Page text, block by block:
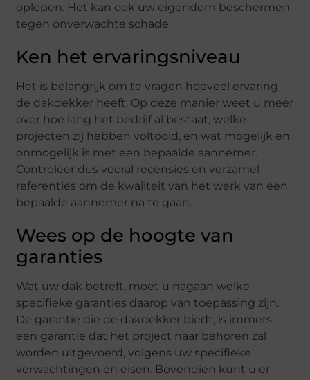
oplopen. Het kan ook uw eigendom beschermen
tegen onverwachte schade.
Ken het ervaringsniveau
Het is belangrijk om te vragen hoeveel ervaring
de dakdekker heeft. Op deze manier weet u meer
over hoe lang het bedrijf al bestaat, welke
projecten zij hebben voltooid, en wat mogelijk en
onmogelijk is met een bepaalde aannemer.
Controleer dus vooral recensies en verzamel
referenties om de kwaliteit van het werk van een
bepaalde aannemer na te gaan.
Wees op de hoogte van
garanties
Wat uw dak betreft, moet u nagaan welke
specifieke garanties daarop van toepassing zijn.
De garantie die de dakdekker biedt, is immers
een garantie dat het project naar behoren zal
worden uitgevoerd, volgens uw specifieke
verwachtingen en eisen. Bovendien kunt u er